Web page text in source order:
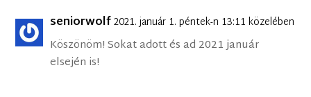
seniorwolf2021. január 1. péntek-n 13:11 közelében
Köszönöm! Sokat adott és ad 2021 január
elsején is!